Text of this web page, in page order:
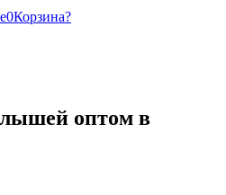
0Корзина?
оптом в